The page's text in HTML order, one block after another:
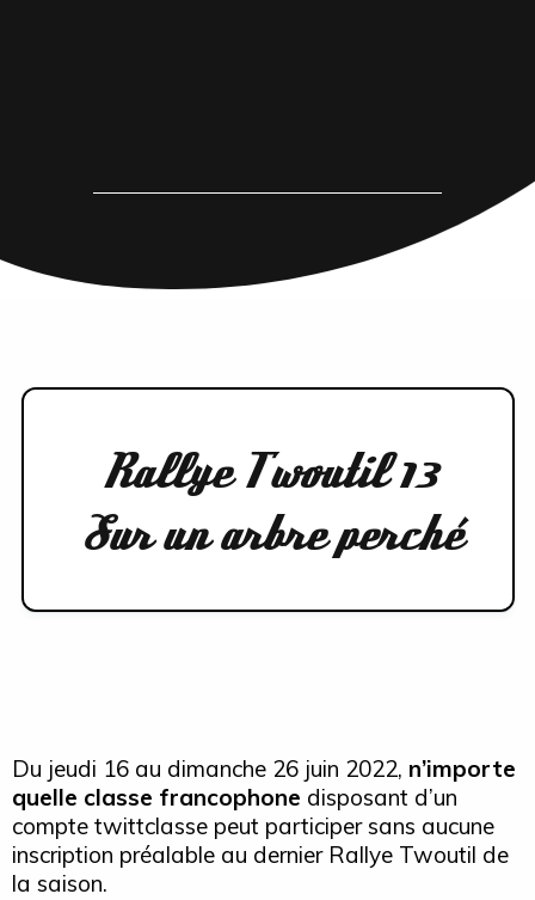
Rallye Twoutil 13
Sur un arbre perché
Du jeudi 16 au dimanche 26 juin 2022, n’importe
quelle classe francophone disposant d’un
compte twittclasse peut participer sans aucune
inscription préalable au dernier Rallye Twoutil de
la saison.